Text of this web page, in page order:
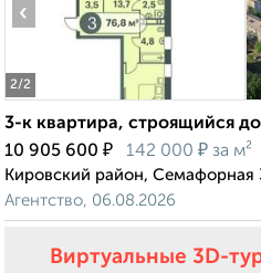
2/2
‹
3-к квартира, строящийся
10 905 600 ₽ 142 000 ₽ за м²
Кировский район, Семафорная
Агентство, 06.08.2026
Виртуальные 3D-